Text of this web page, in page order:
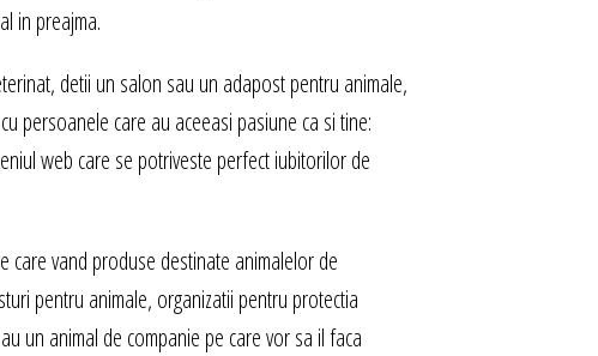
in preajma.
detii un salon sau un adapost pentru animale,
persoanele care au aceeasi pasiune ca si tine:
web care se potriveste perfect iubitorilor de
care vand produse destinate animalelor de
pentru animale, organizatii pentru protectia
un animal de companie pe care vor sa il faca